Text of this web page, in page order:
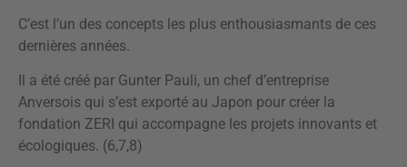
C’est l’un des concepts les plus enthousiasmants de ces
dernières années.
Il a été créé par Gunter Pauli, un chef d’entreprise
Anversois qui s’est exporté au Japon pour créer la
fondation ZERI qui accompagne les projets innovants et
écologiques. (6,7,8)